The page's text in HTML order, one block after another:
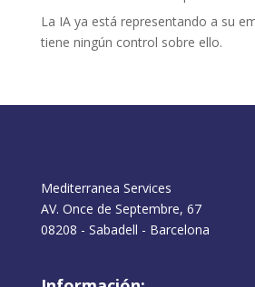
La IA ya está representando a su
tiene ningún control sobre ello.
Mediterranea Services
AV. Once de Septembre, 67
08208 - Sabadell - Barcelona